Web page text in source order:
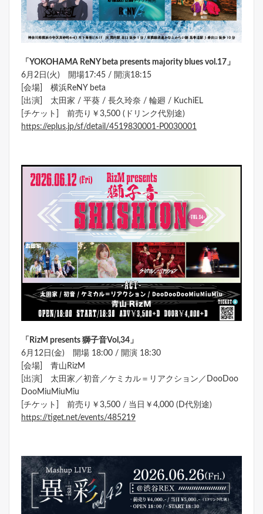
「YOKOHAMA ReNY beta presents majority blues vol.17 」
6月2日(火) 開場17:45 / 開演18:15
[会場] 横浜ReNY beta
[出演] 太田家 / 平葵 / 長久玲奈 / 輪廻 / KuchiEL
[チケット] 前売り￥3,500 (ドリンク代別途)
https://eplus.jp/sf/detail/4519830001-P0030001
「 RizM presents 獅子音Vol,34 」
6月12日(金) 開場 18:00 / 開演 18:30
[会場] 青山RizM
[出演] 太田家／初音／ケミカル＝リアクション／DooDoo
DooMiuMiuMiu
[チケット] 前売り￥3,500 / 当日￥4,000 (D代別途)
https://tiget.net/events/485219